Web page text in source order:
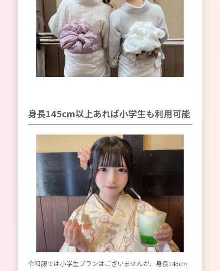
身長145cm以上あれば小学生も利用可能
令和服では小学生プランはございませんが、身長145cm